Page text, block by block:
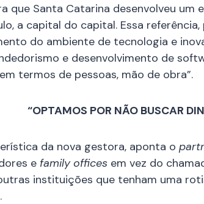
que Santa Catarina desenvolveu
a capital do capital. Essa
do ambiente de tecnologia e
e desenvolvimento de
termos de pessoas, mão de obra”.
“OPTAMOS POR NÃO BUSCAR
da nova gestora, aponta o
e family offices em vez do
instituições que tenham uma